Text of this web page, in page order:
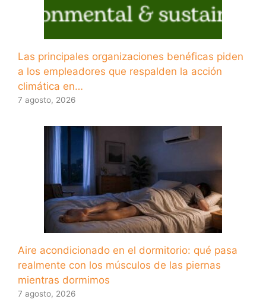
Las principales organizaciones benéficas piden
a los empleadores que respalden la acción
climática en…
7 agosto, 2026
Aire acondicionado en el dormitorio: qué pasa
realmente con los músculos de las piernas
mientras dormimos
7 agosto, 2026